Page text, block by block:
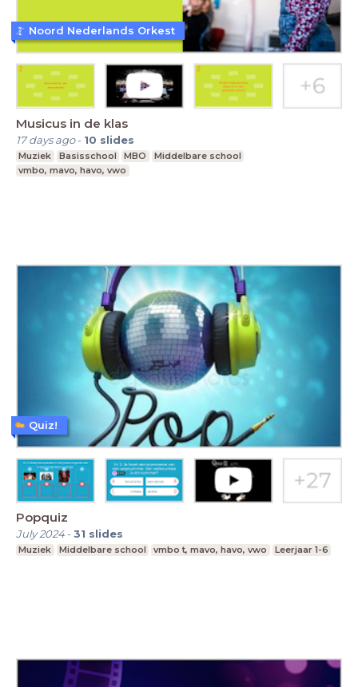
Musicus in de klas
17 days ago- 10 slides
Muziek Basisschool MBO
Middelbare school
vmbo, mavo, havo, vwo
Noord Nederlands Orkest
Popquiz
July 2024-31 slides
Muziek Middelbare school vmbo t, mavo, havo, vwo Leerjaar 1-6
Quiz!